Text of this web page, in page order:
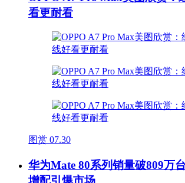
看更耐看
图赏 07.30
华为Mate 80系列销量破809万
增配引爆市场